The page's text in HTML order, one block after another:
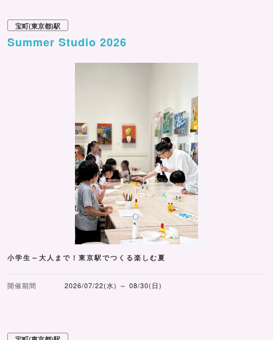
宝町(東京都)駅
Summer Studio 2026
小学生～大人まで！東京駅でつくる楽しむ夏
開催期間 2026/07/22(水) ～ 08/30(日)